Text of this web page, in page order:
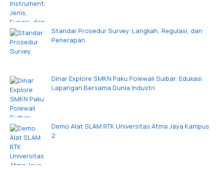
Standar Prosedur Survey: Langkah, Regulasi, dan
Penerapan
Dinar Explore SMKN Paku Polewali Sulbar: Edukasi
Lapangan Bersama Dunia Industri
Demo Alat SLAM RTK Universitas Atma Jaya Kampus
2